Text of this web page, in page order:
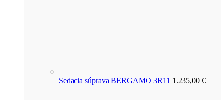
Sedacia súprava BERGAMO 3R11 1.235,00 €